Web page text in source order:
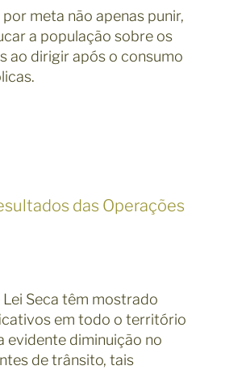
meta não apenas punir,
a população sobre os
ao dirigir após o consumo
das Operações
Seca têm mostrado
em todo o território
evidente diminuição no
de trânsito, tais